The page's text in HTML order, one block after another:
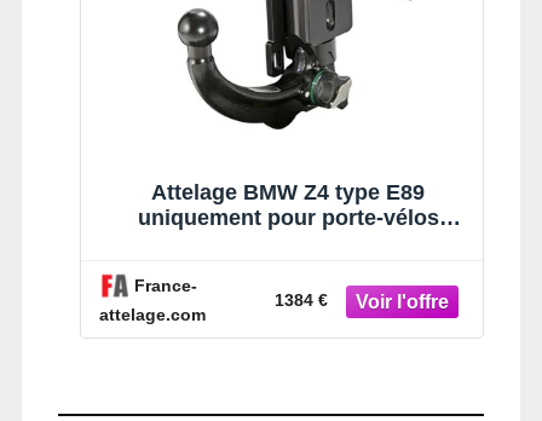
Attelage BMW Z4 type E89
uniquement pour porte-vélos
France-
attelage.com
1384 €